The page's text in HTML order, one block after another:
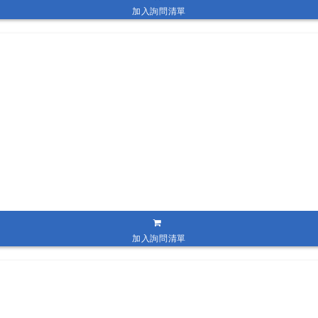
加入詢問清單
加入詢問清單